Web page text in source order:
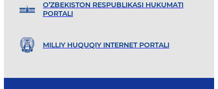
O’ZBEKISTON RESPUBLIKASI HUKUMATI
PORTALI
MILLIY HUQUQIY INTERNET PORTALI